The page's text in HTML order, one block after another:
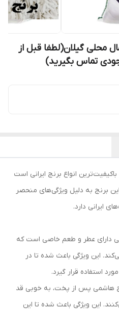
شمال محلی گیلان(لطفا قبل از
تماس بگیرید)
انواع برنج ایرانی است
برنج به دلیل ویژگی‌های منحصر
ایرانی دارد.
دارای عطر و طعم خاصی است که
این ویژگی باعث شده تا در
استفاده قرار گیرد.
هاشمی پس از پخت، به خوبی قد
این ویژگی باعث شده تا این